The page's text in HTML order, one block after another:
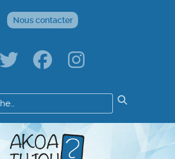
Nous contacter
Résultats
de
votre
recherche